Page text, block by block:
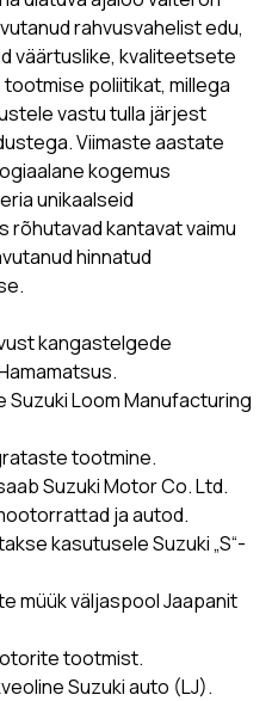
rahvusvahelist edu,
väärtuslike, kvaliteetsete
poliitikat, millega
vastu tulla järjest
Viimaste aastate
kogemus
unikaalseid
rõhutavad kantavat vaimu
hinnatud
kangastelgede
Loom Manufacturing
tootmine.
Suzuki Motor Co. Ltd.
ja autod.
kasutusele Suzuki „S“-
müük väljaspool Jaapanit
tootmist.
Suzuki auto (LJ).